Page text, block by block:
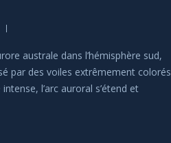
australe dans l’hémisphère sud,
par des voiles extrêmement colorés
l’arc auroral s’étend et